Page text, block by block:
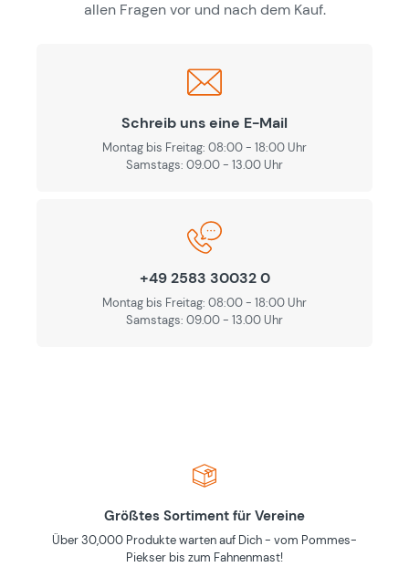
allen Fragen vor und nach dem Kauf.
Schreib uns eine E-Mail
Montag bis Freitag: 08:00 - 18:00 Uhr
Samstags: 09.00 - 13.00 Uhr
+49 2583 30032 0
Montag bis Freitag: 08:00 - 18:00 Uhr
Samstags: 09.00 - 13.00 Uhr
Größtes Sortiment für Vereine
Über 30,000 Produkte warten auf Dich - vom Pommes-
Piekser bis zum Fahnenmast!